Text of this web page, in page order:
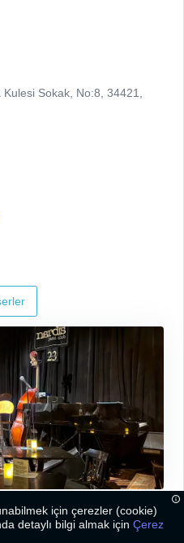
Sokak, No:8, 34421,
için çerezler (cookie)
detaylı bilgi almak için Çerez